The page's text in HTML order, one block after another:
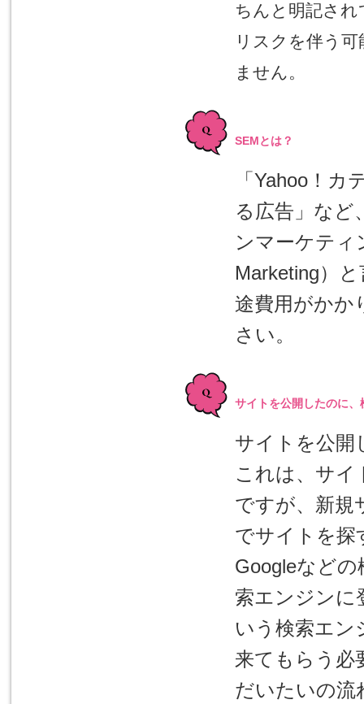
ちんと明記さ
リスクを伴う
ません。
SEMとは？
「Yahoo！
る広告」など
ンマーケティ
Marketing）
途費用がかか
さい。
サイトを公開したのに
サイトを公開
これは、サイ
ですが、新規
でサイトを探
Googleなど
索エンジンに
いう検索エン
来てもらう必
だいたいの流